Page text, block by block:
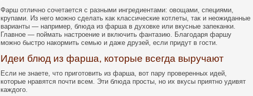
Фарш отлично сочетается с разными ингредиентами: овощами, специями,
крупами. Из него можно сделать как классические котлеты, так и неожиданные
варианты — например, блюда из фарша в духовке или вкусные запеканки.
Главное — поймать настроение и включить фантазию. Благодаря фаршу
можно быстро накормить семью и даже друзей, если придут в гости.
Идеи блюд из фарша, которые всегда выручают
Если не знаете, что приготовить из фарша, вот пару проверенных идей,
которые нравятся почти всем. Эти блюда просты, но их вкусы приятно удивят
каждого.